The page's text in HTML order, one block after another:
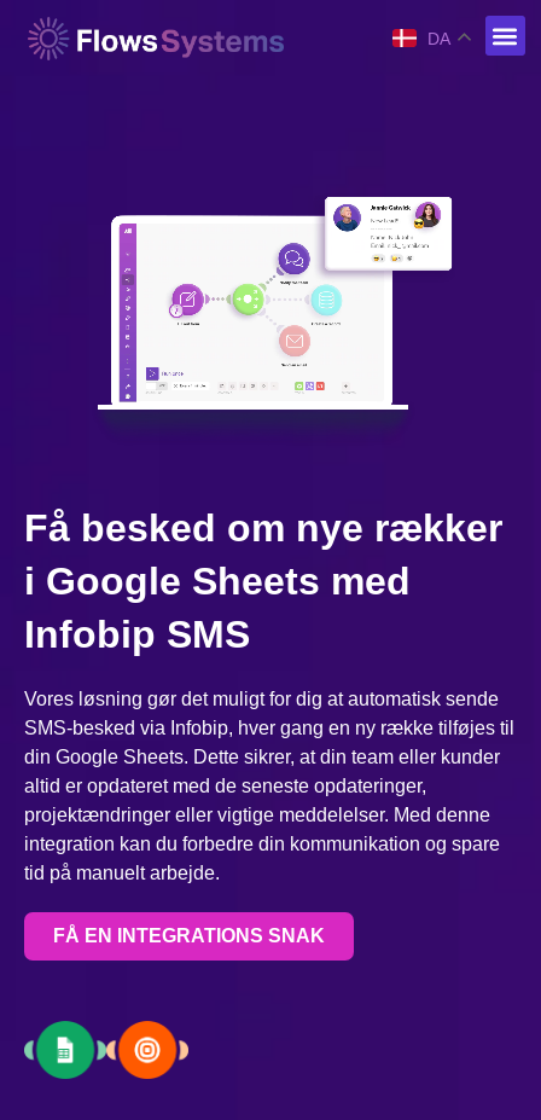
DA
Få besked om nye rækker
i Google Sheets med
Infobip SMS
Vores løsning gør det muligt for dig at automatisk sende
SMS-besked via Infobip, hver gang en ny række tilføjes til
din Google Sheets. Dette sikrer, at din team eller kunder
altid er opdateret med de seneste opdateringer,
projektændringer eller vigtige meddelelser. Med denne
integration kan du forbedre din kommunikation og spare
tid på manuelt arbejde.
FÅ EN INTEGRATIONS SNAK